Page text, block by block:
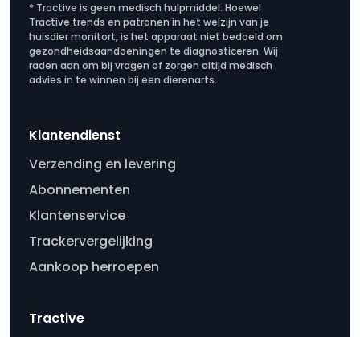
* Tractive is geen medisch hulpmiddel. Hoewel
Tractive trends en patronen in het welzijn van je
huisdier monitort, is het apparaat niet bedoeld om
gezondheidsaandoeningen te diagnosticeren. Wij
raden aan om bij vragen of zorgen altijd medisch
advies in te winnen bij een dierenarts.
Klantendienst
Verzending en levering
Abonnementen
Klantenservice
Trackervergelijking
Aankoop herroepen
Tractive